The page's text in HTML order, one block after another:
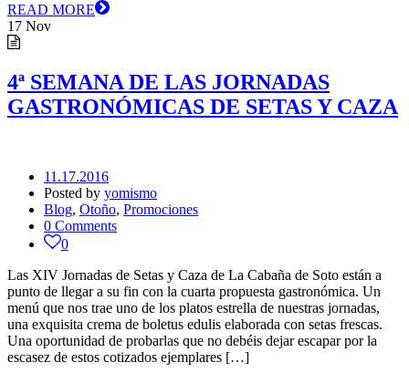
READ MORE
17 Nov
4ª SEMANA DE LAS JORNADAS
GASTRONÓMICAS DE SETAS Y CAZA
11.17.2016
Posted by yomismo
Blog, Otoño, Promociones
0 Comments
0
Las XIV Jornadas de Setas y Caza de La Cabaña de Soto están a
punto de llegar a su fin con la cuarta propuesta gastronómica. Un
menú que nos trae uno de los platos estrella de nuestras jornadas,
una exquisita crema de boletus edulis elaborada con setas frescas.
Una oportunidad de probarlas que no debéis dejar escapar por la
escasez de estos cotizados ejemplares […]